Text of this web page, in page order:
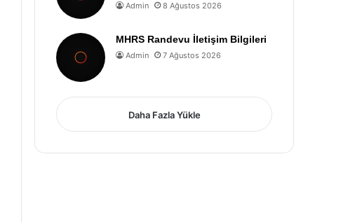
Admin 8 Ağustos 2026
MHRS Randevu İletişim Bilgileri
Admin 7 Ağustos 2026
Daha Fazla Yükle